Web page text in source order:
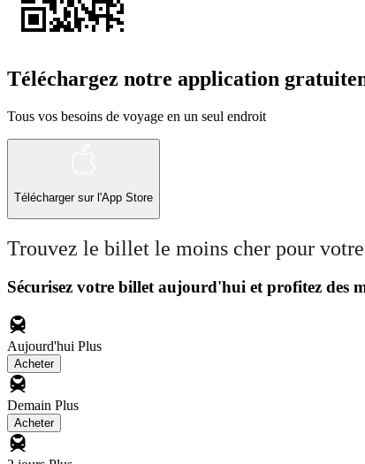
Téléchargez notre application
Tous vos besoins de voyage en un seul endroit
Télécharger sur l'App Store
Trouvez le billet le moins cher pour
Sécurisez votre billet aujourd'hui et profitez des
Aujourd'hui Plus
Acheter
Demain Plus
Acheter